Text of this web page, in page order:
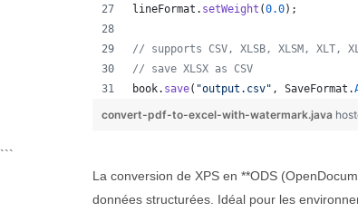
lineFormat . setWeight (0.0);
// supports CSV, XLSB, XLSM, XLT,
// save XLSX as CSV
book. save( "output.csv" , SaveFormat .
convert-pdf-to-excel-with-watermark.java
```
La conversion de XPS en **ODS
données structurées. Idéal pour les